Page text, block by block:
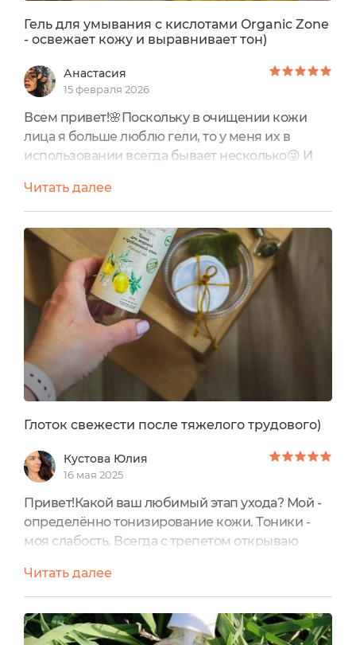
Гель для умывания с кислотами Organic Zone
- освежает кожу и выравнивает тон)
Анастасия
15 февраля 2026
Всем привет!🌸Поскольку в очищении кожи
лица я больше люблю гели, то у меня их в
использовании всегда бывает несколько😜 И
очищения : с глиной, энзимами или
кислотами. Вот о таком и пойдет речь в отзыве,
а именно о натуральном геле с AHA кислотами
от бренда Organic ZoneЯ немного удивилась
объему (250 мл). Надо же, даже не обратила на
него...
Читать далее
Глоток свежести после тяжелого трудового)
Кустова Юлия
16 мая 2025
Привет!Какой ваш любимый этап ухода? Мой -
определённо тонизирование кожи. Тоники -
моя слабость. Всегда с трепетом открываю
этап в уходе , речь вообще не идет.Натуральные
тоники - вообще слабость. Часто выбираю даже
просто гидролаты. И вообще, все эти травки в
составе прям в самое сердечко ))Сейчас
Читать далее